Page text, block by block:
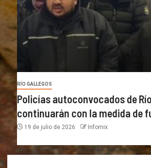
RÍO GALLEGOS
Policías autoconvocados de
continuarán con la medida de
19 de julio de 2026 Infomix